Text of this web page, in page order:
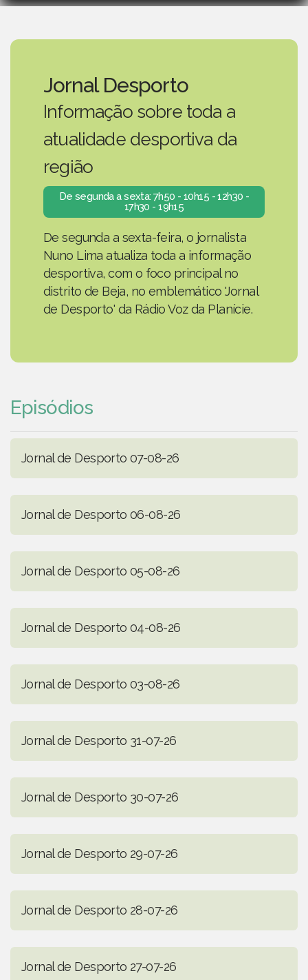
Jornal Desporto
Informação sobre toda a
atualidade desportiva da
região
De segunda a sexta: 7h50 - 10h15 - 12h30 -
17h30 - 19h15
De segunda a sexta-feira, o jornalista
Nuno Lima atualiza toda a informação
desportiva, com o foco principal no
distrito de Beja, no emblemático 'Jornal
de Desporto' da Rádio Voz da Planície.
Episódios
Jornal de Desporto 07-08-26
Jornal de Desporto 06-08-26
Jornal de Desporto 05-08-26
Jornal de Desporto 04-08-26
Jornal de Desporto 03-08-26
Jornal de Desporto 31-07-26
Jornal de Desporto 30-07-26
Jornal de Desporto 29-07-26
Jornal de Desporto 28-07-26
Jornal de Desporto 27-07-26